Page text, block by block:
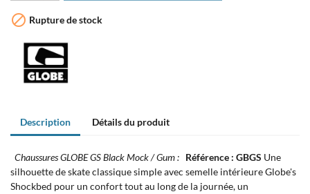
 Rupture de stock
Description Détails du produit
Chaussures GLOBE GS Black Mock / Gum : Référence : GBGS Une
silhouette de skate classique simple avec semelle intérieure Globe's
Shockbed pour un confort tout au long de la journée, un